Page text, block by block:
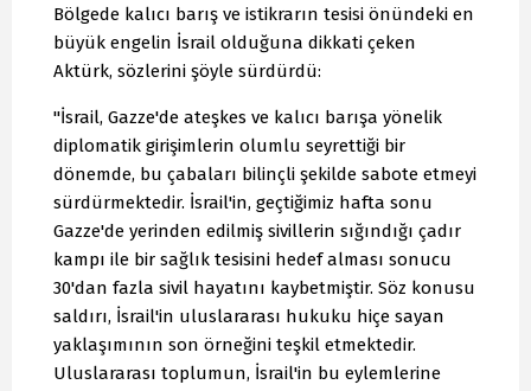
Bölgede kalıcı barış ve istikrarın tesisi önündeki en
büyük engelin İsrail olduğuna dikkati çeken
Aktürk, sözlerini şöyle sürdürdü:
"İsrail, Gazze'de ateşkes ve kalıcı barışa yönelik
diplomatik girişimlerin olumlu seyrettiği bir
dönemde, bu çabaları bilinçli şekilde sabote etmeyi
sürdürmektedir. İsrail'in, geçtiğimiz hafta sonu
Gazze'de yerinden edilmiş sivillerin sığındığı çadır
kampı ile bir sağlık tesisini hedef alması sonucu
30'dan fazla sivil hayatını kaybetmiştir. Söz konusu
saldırı, İsrail'in uluslararası hukuku hiçe sayan
yaklaşımının son örneğini teşkil etmektedir.
Uluslararası toplumun, İsrail'in bu eylemlerine